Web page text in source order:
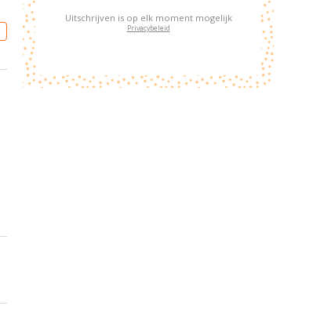
Uitschrijven is op elk moment mogelijk
Privacybeleid